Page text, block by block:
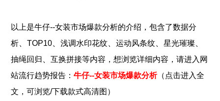
以上是牛仔--女装市场爆款分析的介绍，包含了数据分
析、TOP10、浅调水印花纹、运动风条纹、星光璀璨、
抽绳回归 、互换拼接等内容，想浏览详细内容，请进入网
站流行趋势报告：牛仔--女装市场爆款分析（点击进入全
文，可浏览/下载款式高清图）